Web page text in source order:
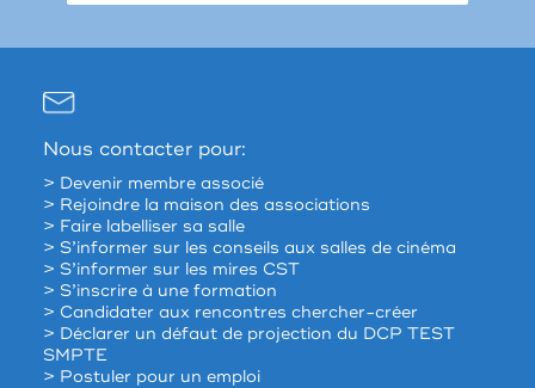
Nous contacter pour:
> Devenir membre associé
> Rejoindre la maison des associations
> Faire labelliser sa salle
> S’informer sur les conseils aux salles de cinéma
> S’informer sur les mires CST
> S’inscrire à une formation
> Candidater aux rencontres chercher-créer
> Déclarer un défaut de projection du DCP TEST
SMPTE
> Postuler pour un emploi